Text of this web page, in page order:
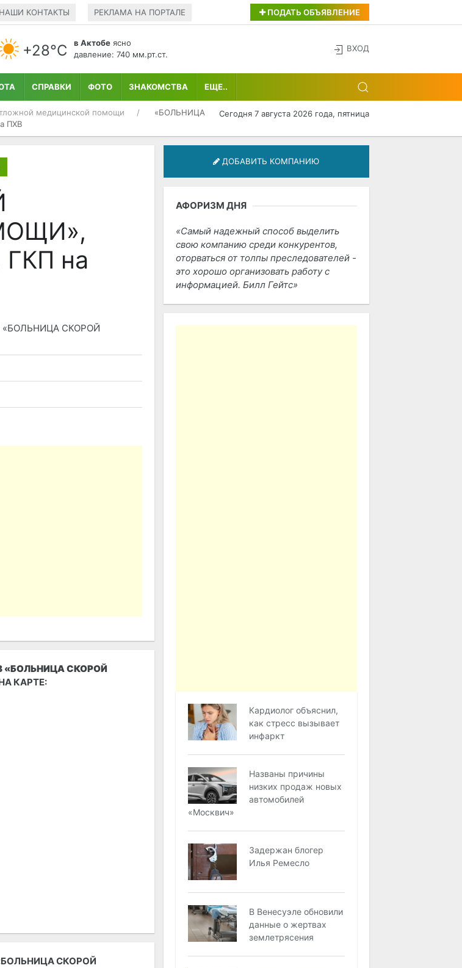
НАШИ КОНТАКТЫ РЕКЛАМА НА ПОРТАЛЕ ПОДАТЬ ОБЪЯВЛЕНИЕ
+28°С в Актобе ясно
давление: 740 мм.рт.ст.
ВХОД
СПРАВКИ ФОТО ЗНАКОМСТВА ЕЩЕ..
медицинской помощи
«БОЛЬНИЦА
ПХВ
Сегодня 7 августа 2026 года, пятница
ГКП на
«БОЛЬНИЦА СКОРОЙ
«БОЛЬНИЦА СКОРОЙ
КАРТЕ:
СКОРОЙ
ДОБАВИТЬ КОМПАНИЮ
АФОРИЗМ ДНЯ
Самый надежный способ выделить
свою компанию среди конкурентов,
оторваться от толпы преследователей -
это хорошо организовать работу с
информацией. Билл Гейтс
Кардиолог объяснил,
как стресс вызывает
инфаркт
Названы причины
низких продаж новых
автомобилей
«Москвич»
Задержан блогер
Илья Ремесло
В Венесуэле обновили
данные о жертвах
землетрясения